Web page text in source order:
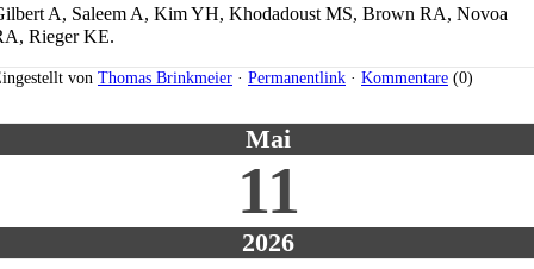
A, Saleem A, Kim YH, Khodadoust MS, Brown RA, Novoa
Rieger KE.
von Thomas Brinkmeier · Permanentlink · Kommentare (0)
Mai
11
2026